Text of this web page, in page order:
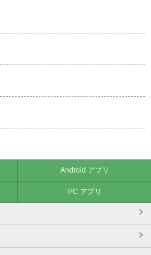
Android アプリ
PC アプリ